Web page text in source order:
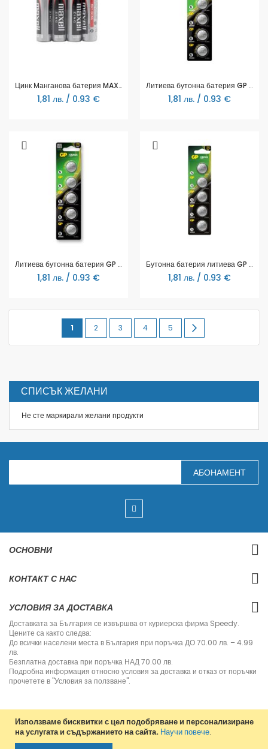
Използваме бисквитки с цел подобряване и персонализиране
на услугата и съдържанието на сайта. Научи повече.
Цинк Манганова батерия MAXELL R6 4 бр. shrink 1.5 V
1,81 лв. / 0.93 €
Литиева бутонна батерия GP CR2016 3V 5 бр. в блистер /цена за 1 бр./ GP
1,81 лв. / 0.93 €
Литиева бутонна батерия GP CR2025 3 V 5бр. в блистер / цена за 1 бр./
1,81 лв. / 0.93 €
Бутонна батерия литиева GP CR2032 3V 5бр. в блистер / цена за 1 бр./ GP
1,81 лв. / 0.93 €
Page
You're
page
1 Page
2 Page
3 Page
4 Page
5
СПИСЪК ЖЕЛАНИ
Не сте маркирали желани продукти
З
п
е
е
н
и
б
ю
л
е
т
и
н
АБОНАМЕНТ
ОСНОВНИ
КОНТАКТ С НАС
УСЛОВИЯ ЗА ДОСТАВКА
Доставката за България се извършва от куриерска фирма Speedy.
Цените са както следва:
До всички населени места в България при поръчка ДО 70.00 лв. – 4.99
лв.
Безплатна доставка при поръчка НАД 70.00 лв.
Подробна информация относно условия за доставка и отказ от поръчки
прочетете в "Условия за ползване".
Copyright © 2013-2020 Jvm Bulgaria. All rights reserved.